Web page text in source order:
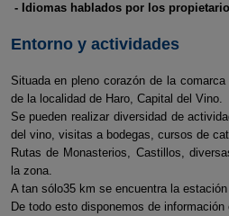
- Idiomas hablados por los
Entorno y actividades
Situada en pleno corazón de la
de la localidad de Haro, Capital del Vino.
Se pueden realizar diversidad de
del vino, visitas a bodegas, cursos de
Rutas de Monasterios, Castillos,
la zona.
A tan sólo35 km se encuentra la
De todo esto disponemos de